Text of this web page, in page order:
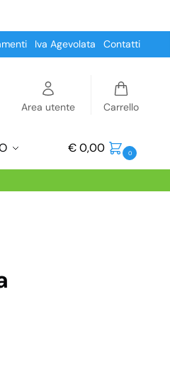
Iva Agevolata Contatti
Area utente Carrello
€0,00 0